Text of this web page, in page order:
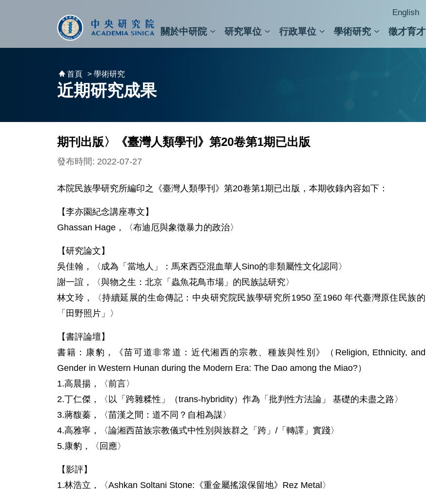
English
關於中研院 研究單位 行政單位 學術研究 徵才育才
首頁 > 學術研究
近期研究成果
期刊出版〉《臺灣人類學刊》第20卷第1期已出版
發布時間: 2022-07-27
本院民族學研究所編印之《臺灣人類學刊》第20卷第1期已出版，本期收錄內容如下：
【李亦園紀念講座專文】
Ghassan Hage，〈布迪厄與象徵暴力的政治〉
【研究論文】
吳佳翰，〈成為「當地人」：馬來西亞混血華人Sino的非類屬性文化認同〉
謝一誼，〈與物之生：北京「蟲魚花鳥市場」的民族誌研究〉
林文玲，〈持續延展的生命傳記：中央研究院民族學研究所1950 至1960 年代臺灣原住民族的
「田野照片」〉
【書評論壇】
書籍：康豹，《苗可道非常道：近代湘西的宗教、種族與性別》（Religion, Ethnicity, and
Gender in Western Hunan during the Modern Era: The Dao among the Miao?）
1.高晨揚，〈前言〉
2.丁仁傑，〈以「跨雜糅性」（trans-hybridity）作為「批判性方法論」 基礎的未盡之路〉
3.蔣馥蓁，〈苗漢之間：道不同？自相為謀〉
4.高雅寧，〈論湘西苗族宗教儀式中性別與族群之「跨」/「轉譯」實踐〉
5.康豹，〈回應〉
【影評】
1.林浩立，〈Ashkan Soltani Stone:《重金屬搖滾保留地》Rez Metal〉